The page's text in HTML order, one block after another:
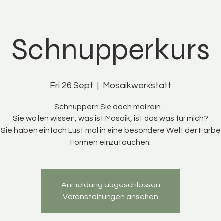
Schnupperkurs
Fri 26 Sept
  |
Mosaikwerkstatt
Schnuppern Sie doch mal rein ...
Sie wollen wissen, was ist Mosaik, ist das was für mich?
haben einfach Lust mal in eine besondere Welt der
Formen einzutauchen.
Anmeldung abgeschlossen
Veranstaltungen ansehen